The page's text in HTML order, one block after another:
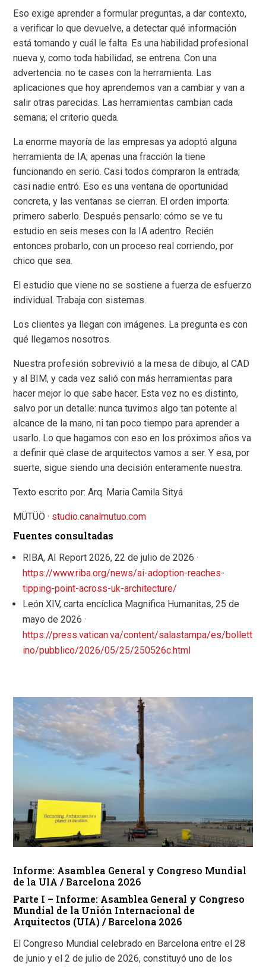
Eso exige aprender a formular preguntas, a dar contexto,
a verificar lo que devuelve, a detectar qué información
está tomando y cuál le falta. Es una habilidad profesional
nueva y, como toda habilidad, se entrena. Con una
advertencia: no te cases con la herramienta. Las
aplicaciones que hoy aprendemos van a cambiar y van a
salir otras parecidas. Las herramientas cambian cada
semana; el criterio queda.
La enorme mayoría de las empresas ya adoptó alguna
herramienta de IA; apenas una fracción la tiene
funcionando en serio. Casi todos compraron la entrada;
casi nadie entró. Eso es una ventana de oportunidad
concreta, y las ventanas se cierran. El orden importa:
primero saberlo. Después pensarlo: cómo se ve tu
estudio en seis meses con la IA adentro. Recién
entonces probarlo, con un proceso real corriendo, por
chico que sea.
El estudio que viene no se sostiene a fuerza de esfuerzo
individual. Trabaja con sistemas.
Los clientes ya llegan con imágenes. La pregunta es con
qué llegamos nosotros.
Nuestra profesión sobrevivió a la mesa de dibujo, al CAD
y al BIM, y cada vez salió con más herramientas para
hacer mejor lo que sabe hacer. Esta vez no es distinto,
salvo por un detalle: nunca tuvimos algo tan potente al
alcance de la mano, ni tan poco tiempo para aprender a
usarlo. Lo que hagamos con eso en los próximos años va
a definir qué clase de arquitectos vamos a ser. Y esa, por
suerte, sigue siendo una decisión enteramente nuestra.
Texto escrito por: Arq. Maria Camila Sityá
MÜTÜÖ · studio.canalmutuo.com
Fuentes consultadas
RIBA, AI Report 2026, 22 de julio de 2026 ·
https://www.riba.org/news/ai-adoption-reaches-
tipping-point-across-uk-architecture/
León XIV, carta encíclica Magnifica Humanitas, 25 de
mayo de 2026 ·
https://press.vatican.va/content/salastampa/es/bollett
ino/pubblico/2026/05/25/250526c.html
Informe: Asamblea General y Congreso Mundial
de la UIA / Barcelona 2026
Parte I – Informe: Asamblea General y Congreso
Mundial de la Unión Internacional de
Arquitectos (UIA) / Barcelona 2026
El Congreso Mundial celebrado en Barcelona entre el 28
de junio y el 2 de julio de 2026, constituyó uno de los